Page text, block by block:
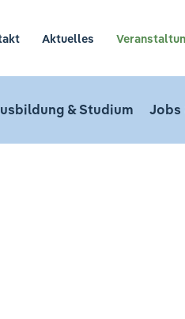
Aktuelles
& Studium Jobs